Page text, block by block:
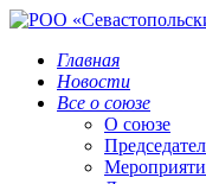
Главная
Новости
Все о союзе
О союзе